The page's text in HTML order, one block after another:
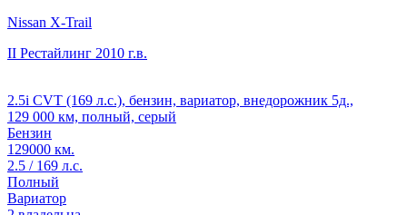
Nissan X-Trail
II Рестайлинг 2010 г.в.
2.5i CVT (169 л.с.), бензин, вариатор, внедорожник 5д.,
129 000 км, полный, серый
Бензин
129000 км.
2.5 / 169 л.с.
Полный
Вариатор